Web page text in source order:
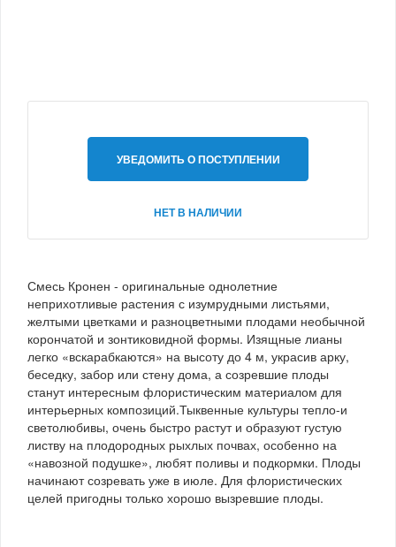
УВЕДОМИТЬ О ПОСТУПЛЕНИИ
НЕТ В НАЛИЧИИ
Смесь Кронен - оригинальные однолетние
неприхотливые растения с изумрудными листьями,
желтыми цветками и разноцветными плодами необычной
корончатой и зонтиковидной формы. Изящные лианы
легко «вскарабкаются» на высоту до 4 м, украсив арку,
беседку, забор или стену дома, а созревшие плоды
станут интересным флористическим материалом для
интерьерных композиций.Тыквенные культуры тепло-и
светолюбивы, очень быстро растут и образуют густую
листву на плодородных рыхлых почвах, особенно на
«навозной подушке», любят поливы и подкормки. Плоды
начинают созревать уже в июле. Для флористических
целей пригодны только хорошо вызревшие плоды.